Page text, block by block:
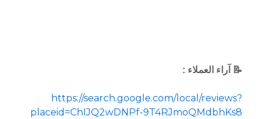
📝 آراء العملاء :
https://search.google.com/local/reviews?
placeid=ChIJQ2wDNPf-9T4RJmoQMdbhKs8